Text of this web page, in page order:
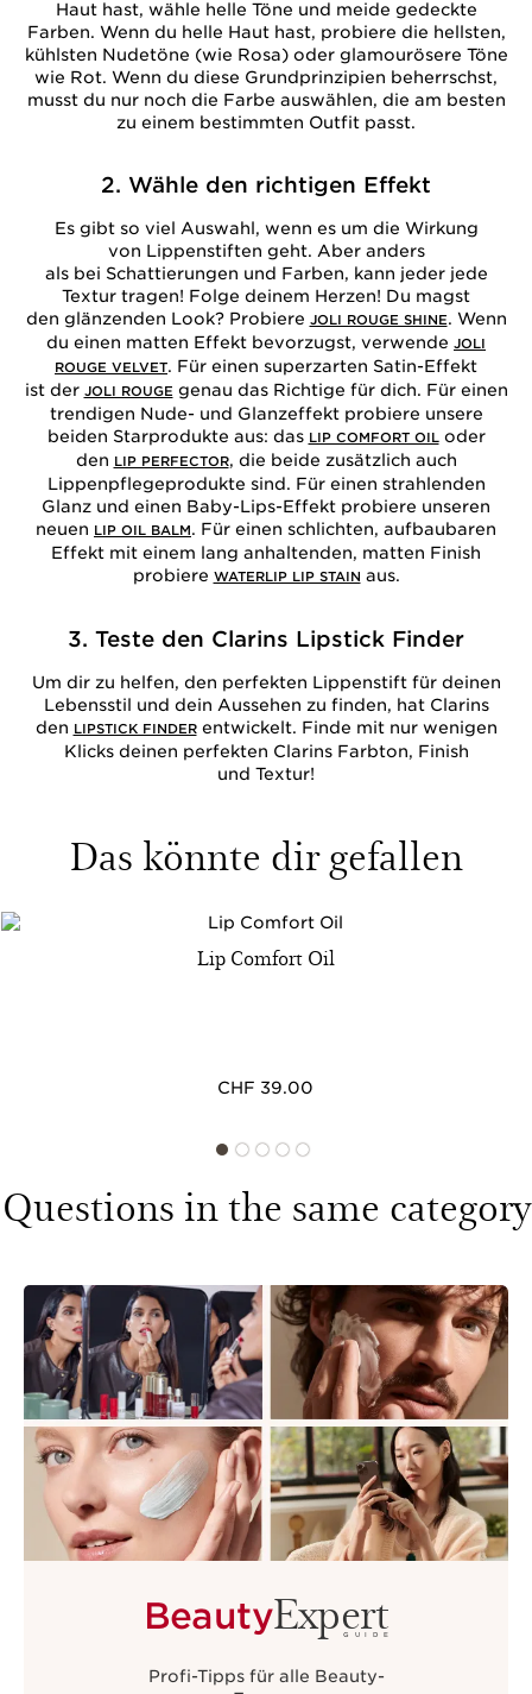
Haut hast, wähle helle Töne und meide gedeckte
Farben. Wenn du helle Haut hast, probiere die hellsten,
kühlsten Nudetöne (wie Rosa) oder glamourösere Töne
wie Rot. Wenn du diese Grundprinzipien beherrschst,
musst du nur noch die Farbe auswählen, die am besten
zu einem bestimmten Outfit passt.
2. Wähle den richtigen Effekt
Es gibt so viel Auswahl, wenn es um die Wirkung
von Lippenstiften geht. Aber anders
als bei Schattierungen und Farben, kann jeder jede
Textur tragen! Folge deinem Herzen! Du magst
den glänzenden Look? Probiere JOLI ROUGE SHINE. Wenn
du einen matten Effekt bevorzugst, verwende JOLI
ROUGE VELVET. Für einen superzarten Satin-Effekt
ist der JOLI ROUGE genau das Richtige für dich. Für einen
trendigen Nude- und Glanzeffekt probiere unsere
beiden Starprodukte aus: das LIP COMFORT OILoder
den LIP PERFECTOR, die beide zusätzlich auch
Lippenpflegeprodukte sind. Für einen strahlenden
Glanz und einen Baby-Lips-Effekt probiere unseren
neuen LIP OIL BALM. Für einen schlichten, aufbaubaren
Effekt mit einem lang anhaltenden, matten Finish
probiere WATERLIP LIP STAIN aus.
3. Teste den Clarins Lipstick Finder
Um dir zu helfen, den perfekten Lippenstift für deinen
Lebensstil und dein Aussehen zu finden, hat Clarins
den LIPSTICK FINDERentwickelt. Finde mit nur wenigen
Klicks deinen perfekten Clarins Farbton, Finish
und Textur!
Das könnte dir gefallen
Lip Comfort Oil
CHF 39.00
Questions in the same category
BeautyExpert
GUIDE
Profi-Tipps für alle Beauty-